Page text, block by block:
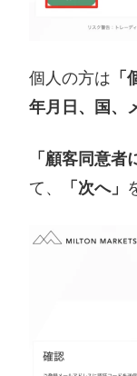
個人の方は
年月日、国、
「顧客同意者
て、
「次へ」